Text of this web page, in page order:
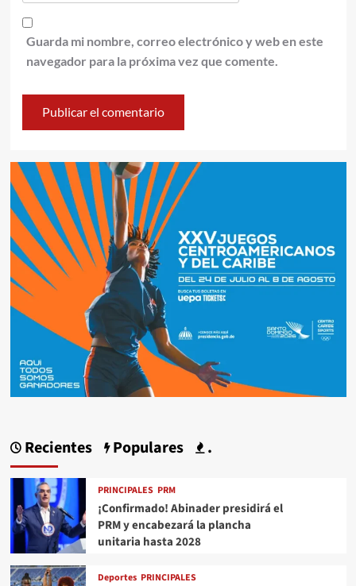
Guarda mi nombre, correo electrónico y web en este
navegador para la próxima vez que comente.
Recientes Populares .
PRINCIPALES PRM
¡Confirmado! Abinader presidirá el
PRM y encabezará la plancha
unitaria hasta 2028
Deportes PRINCIPALES